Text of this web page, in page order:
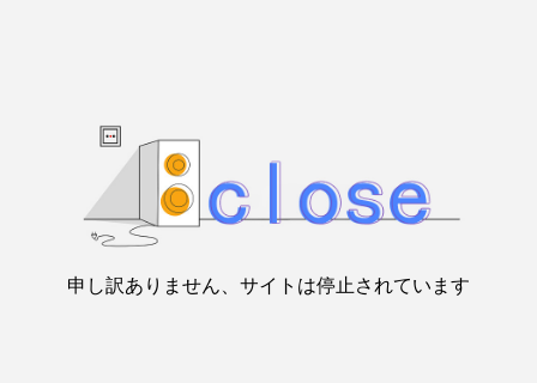
申し訳ありません、サイトは停止されています